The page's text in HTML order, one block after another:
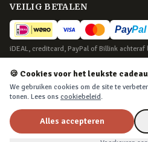
VEILIG BETALEN
iDEAL, creditcard, PayPal of Billink achteraf
BEZORGING
Voor 22:45 besteld, morgen in huis.
©2026Cadeau.nl — Alle rechten
🍪 Cookies voor het leukste
We gebruiken cookies om de site te
tonen. Lees ons cookiebeleid.
Alles accepteren